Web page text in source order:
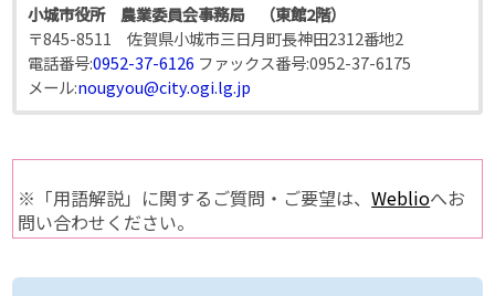
小城市役所 農業委員会事務局 （東館2階）
〒845-8511 佐賀県小城市三日月町長神田2312番地2
電話番号:0952-37-6126 ファックス番号:0952-37-6175
メール:nougyou@city.ogi.lg.jp
※「用語解説」に関するご質問・ご要望は、Weblioへお
問い合わせください。